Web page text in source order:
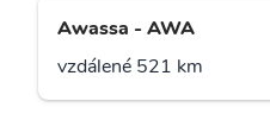
Awassa - AWA
vzdálené 521 km